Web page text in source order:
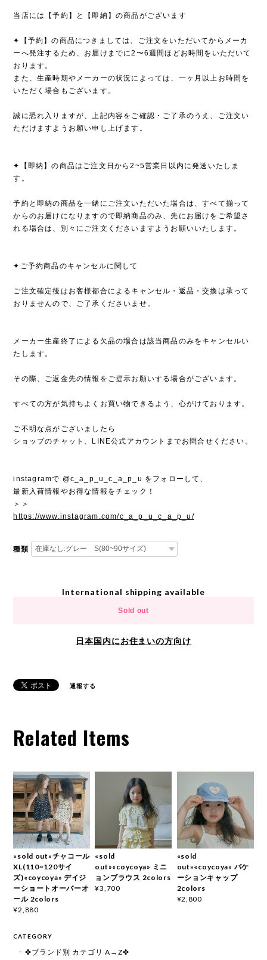
当店には【予約】と【即納】の商品がございます
✦【予約】の商品につきましては、ご注文をいただいてからメーカ
ーへ発注するため、お届けまでに2〜6週間ほどお時間をいただいて
おります。
また、生産時期やメーカーの状況によっては、一ヶ月以上お時間を
いただく場合もございます。
誠に恐れ入りますが、上記内容をご確認・ご了承のうえ、ご注文い
ただけますようお願い申し上げます。
✦【即納】の商品はご注文日から2~5営業日以内に発送いたしま
す。
予約と即納の商品を一緒にご注文いただいた場合は、すべて揃って
からのお届けになりますので即納商品のみ、先にお届けをご希望さ
れる場合は、別々にご注文くださいますようお願いいたします。
✦ご予約商品のキャンセルに関して
ご注文確定後はお客様都合によるキャンセル・返品・交換は承って
おりませんので、ご了承くださいませ。
メーカー生産終了による欠品の場合は該当商品のみをキャンセルい
たします。
その際、ご返金先の情報をご提示お願いする場合がございます。
すべての方が気持ちよくお買い物できるよう、心がけております。
ご不明な点がございましたら
ショップのチャット、LINE公式アカウントまでお問合せください。
instagramで @c_a_p_u_c_a_p_u をフォローして、
最新入荷情報やお得な情報をチェック！
＞＞
https://www.instagram.com/c_a_p_u_c_a_p_u/
種類
International shipping available
Sold out
日本国内にお住まいの方向け
通報する
Related Items
«sold out»チャコール
XL(110~120サイ
ズ)«coycoya» デイジ
ーショートオーバーオ
ール 2colors
¥2,880
«sold
out»«coycoya» ミニ
ョンブラウス 2colors
¥3,700
«sold
out»«coycoya» バケ
ーションキャップ
2colors
¥2,800
CATEGORY
✤ブランド別 カテゴリ A→Z✤